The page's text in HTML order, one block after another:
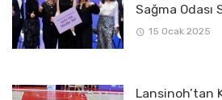
Sağma Odası
15 Ocak 2025
Lansinoh’tan